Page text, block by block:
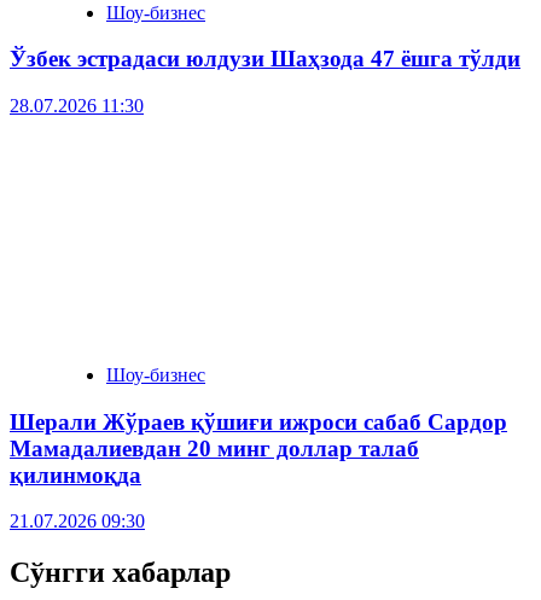
Шоу-бизнес
Ўзбек эстрадаси юлдузи Шаҳзода 47 ёшга тўлди
28.07.2026 11:30
Шоу-бизнес
Шерали Жўраев қўшиғи ижроси сабаб Сардор
Мамадалиевдан 20 минг доллар талаб
қилинмоқда
21.07.2026 09:30
Сўнгги хабарлар